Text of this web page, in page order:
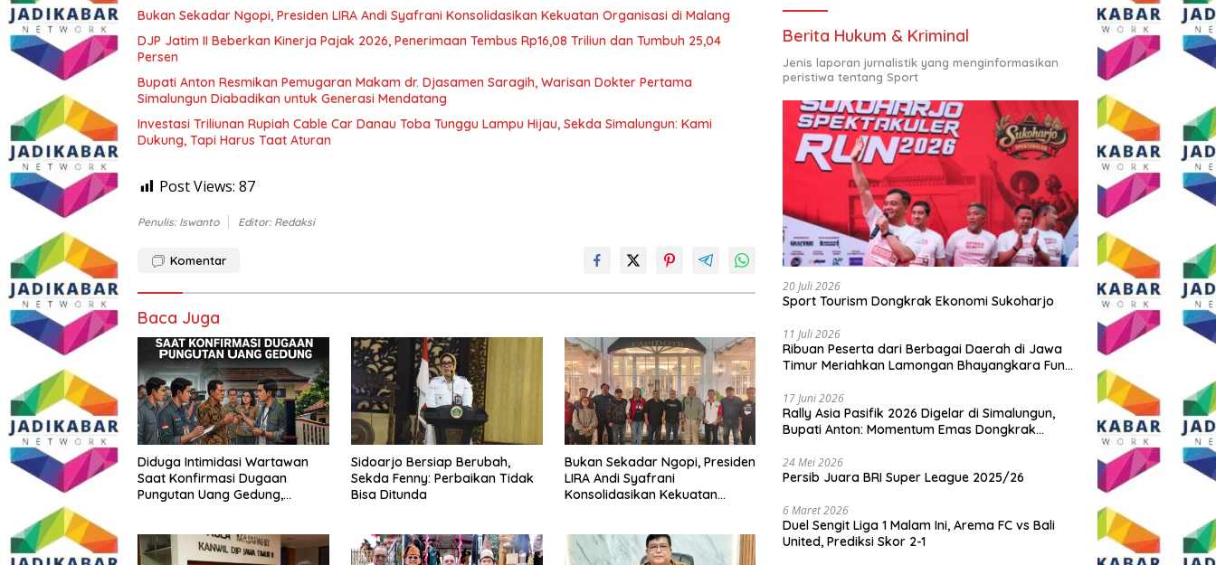
Bukan Sekadar Ngopi, Presiden LIRA Andi Syafrani Konsolidasikan Kekuatan Organisasi di Malang
DJP Jatim II Beberkan Kinerja Pajak 2026, Penerimaan Tembus Rp16,08 Triliun dan Tumbuh 25,04
Persen
Bupati Anton Resmikan Pemugaran Makam dr. Djasamen Saragih, Warisan Dokter Pertama
Simalungun Diabadikan untuk Generasi Mendatang
Investasi Triliunan Rupiah Cable Car Danau Toba Tunggu Lampu Hijau, Sekda Simalungun: Kami
Dukung, Tapi Harus Taat Aturan
Post Views: 87
Penulis: Iswanto Editor: Redaksi
Komentar
Baca Juga
Diduga Intimidasi Wartawan
Saat Konfirmasi Dugaan
Pungutan Uang Gedung,
Buka suara
Sidoarjo Bersiap Berubah,
Sekda Fenny: Perbaikan Tidak
Bisa Ditunda
Bukan Sekadar Ngopi, Presiden
LIRA Andi Syafrani
Konsolidasikan Kekuatan
Berita Hukum & Kriminal
Jenis laporan jurnalistik yang menginformasikan
peristiwa tentang Sport
20 Juli 2026
Sport Tourism Dongkrak Ekonomi Sukoharjo
11 Juli 2026
Ribuan Peserta dari Berbagai Daerah di Jawa
Timur Meriahkan Lamongan Bhayangkara Fun
17 Juni 2026
Rally Asia Pasifik 2026 Digelar di Simalungun,
Bupati Anton: Momentum Emas Dongkrak
24 Mei 2026
Persib Juara BRI Super League 2025/26
6 Maret 2026
Duel Sengit Liga 1 Malam Ini, Arema FC vs Bali
United, Prediksi Skor 2-1